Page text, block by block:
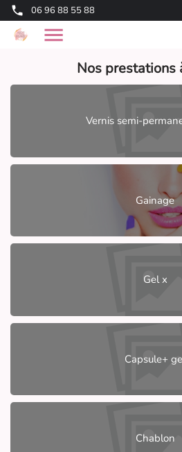
06 96 88 55 88
Nos prestations
Vernis semi-
Gainage
Gel x
Capsule+
Chablon